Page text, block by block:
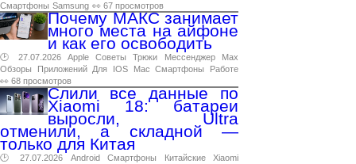
Смартфоны Samsung 👀 67 просмотров
Почему МАКС занимает
много места на айфоне
и как его освободить
🕑 27.07.2026 Apple Советы Трюки Мессенджер
Max
Обзоры
Приложений Для IOS Mac Смартфоны
Работе
👀 68 просмотров
Слили все данные по
Xiaomi 18: батареи
выросли, Ultra
отменили, а складной —
только для Китая
🕑 27.07.2026 Android Смартфоны Китайские
Xiaomi